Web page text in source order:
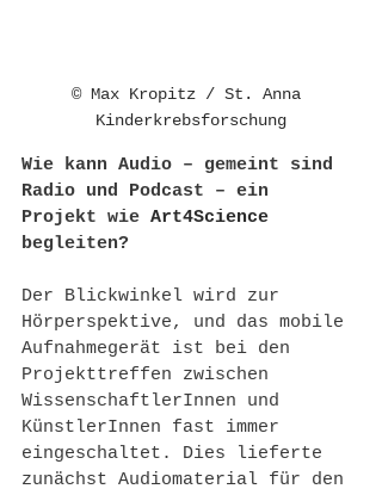
© Max Kropitz / St. Anna
Kinderkrebsforschung
Wie kann Audio – gemeint sind
Radio und Podcast – ein
Projekt wie Art4Science
begleiten?
Der Blickwinkel wird zur
Hörperspektive, und das mobile
Aufnahmegerät ist bei den
Projekttreffen zwischen
WissenschaftlerInnen und
KünstlerInnen fast immer
eingeschaltet. Dies lieferte
zunächst Audiomaterial für den